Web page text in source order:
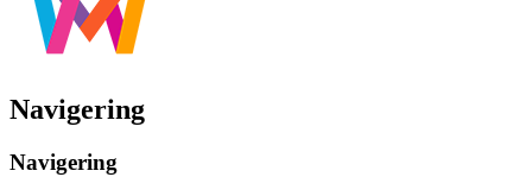
Navigering
Navigering